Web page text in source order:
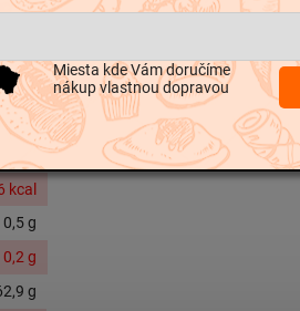
-170 g
pektín,
látky:
kcal
0,5 g
0,2 g
g
EAN:
Miesta kde Vám doručíme
nákup vlastnou dopravou